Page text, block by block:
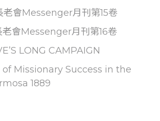
老會Messenger月刊第15卷
老會Messenger月刊第16卷
LONG CAMPAIGN
Missionary Success in the
1889